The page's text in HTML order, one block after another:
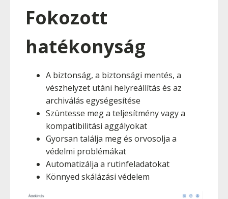
Fokozott
hatékonyság
A biztonság, a biztonsági mentés, a
vészhelyzet utáni helyreállítás és az
archiválás egységesítése
Szüntesse meg a teljesítmény vagy a
kompatibilitási aggályokat
Gyorsan találja meg és orvosolja a
védelmi problémákat
Automatizálja a rutinfeladatokat
Könnyed skálázási védelem